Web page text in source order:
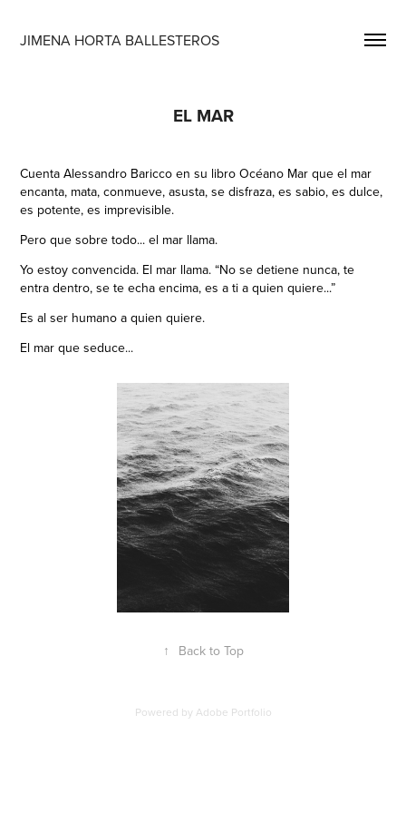
JIMENA HORTA BALLESTEROS
EL MAR
Cuenta Alessandro Baricco en su libro Océano Mar que el mar
encanta, mata, conmueve, asusta, se disfraza, es sabio, es dulce,
es potente, es imprevisible.
Pero que sobre todo... el mar llama.
Yo estoy convencida. El mar llama. “No se detiene nunca, te
entra dentro, se te echa encima, es a ti a quien quiere...”
Es al ser humano a quien quiere.
El mar que seduce...
↑ Back to Top
Powered by Adobe Portfolio